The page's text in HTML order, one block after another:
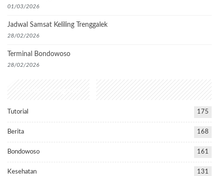
01/03/2026
Jadwal Samsat Keliling Trenggalek
28/02/2026
Terminal Bondowoso
28/02/2026
Popular Categories
Tutorial 175
Berita 168
Bondowoso 161
Kesehatan 131